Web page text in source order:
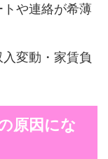
や連絡が希薄
変動・家賃負
原因にな